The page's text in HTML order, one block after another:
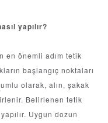
yapılır?
en önemli adım tetik
başlangıç noktaları
olarak, alın, şakak
Belirlenen tetik
Uygun dozun